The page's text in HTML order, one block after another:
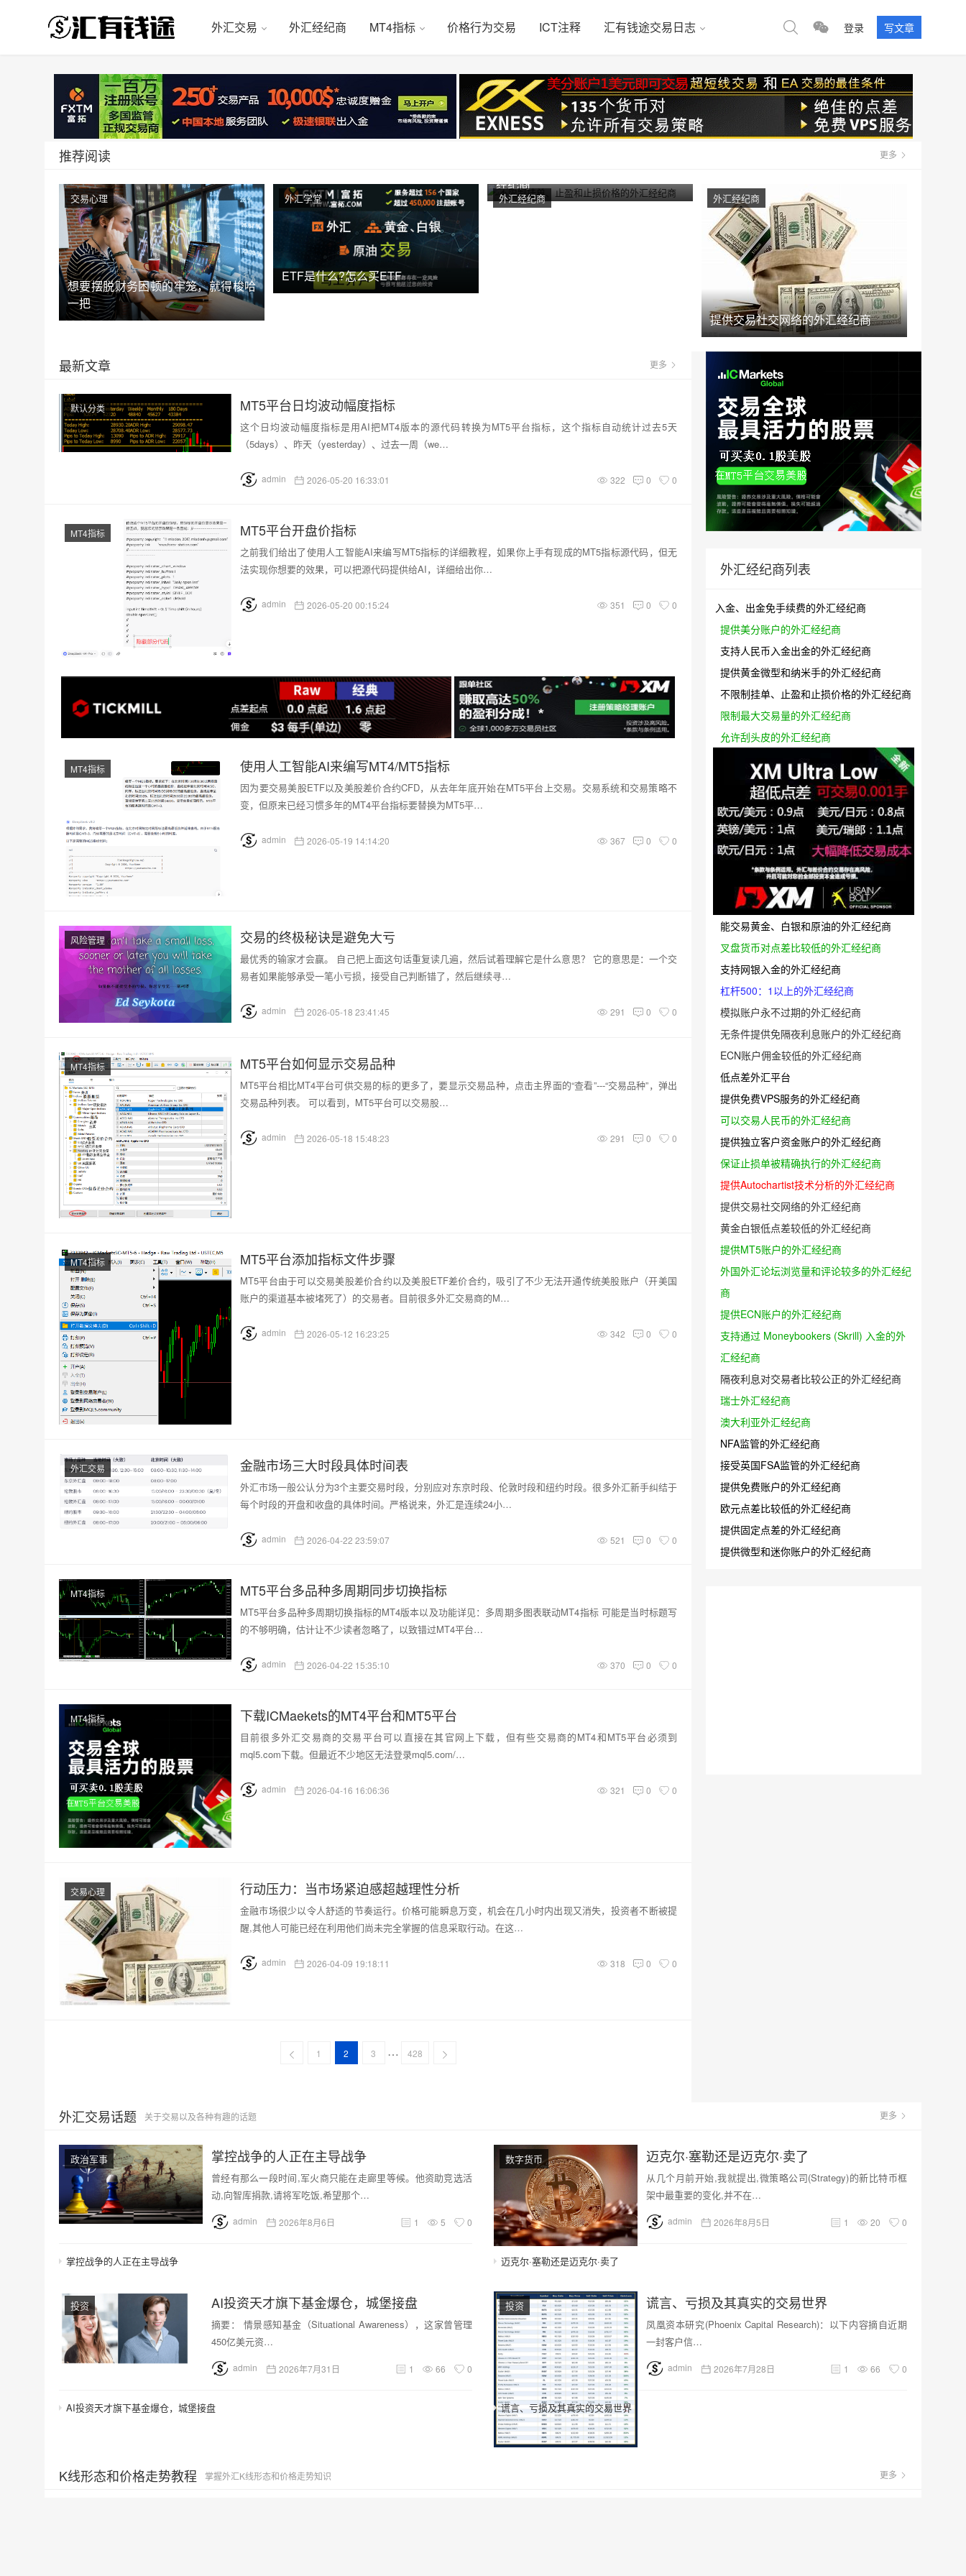
外汇交易 外汇经纪商 MT4指标 价格行为交易 ICT注释 汇有钱途交易日志 登录 写文章
推荐阅读 更多
想要摆脱财务困顿的牢笼，就得梭哈
一把
交易心理
ETF是什么?怎么买ETF
外汇学堂
经纪商
外汇经纪商
提供交易社交网络的外汇经纪商
外汇经纪商
最新文章 更多
MT5平台日均波动幅度指标
默认分类
这个日均波动幅度指标是用AI把MT4版本的源代码转换为MT5平台指标，这个指标自动统计过去5天
（5days）、昨天（yesterday）、过去一周（we…
admin 2026-05-20 16:33:01 322 0 0
MT5平台开盘价指标
MT4指标
之前我们给出了使用人工智能AI来编写MT5指标的详细教程，如果你上手有现成的MT5指标源代码，但无
法实现你想要的效果，可以把源代码提供给AI，详细给出你…
admin 2026-05-20 00:15:24 351 0 0
使用人工智能AI来编写MT4/MT5指标
MT4指标
因为要交易美股ETF以及美股差价合约CFD，从去年年底开始在MT5平台上交易。交易系统和交易策略不
变，但原来已经习惯多年的MT4平台指标要替换为MT5平…
admin 2026-05-19 14:14:20 367 0 0
交易的终极秘诀是避免大亏
风险管理
最优秀的输家才会赢。 自己把上面这句话重复读几遍，然后试着理解它是什么意思？ 它的意思是：一个交
易者如果能够承受一笔小亏损，接受自己判断错了，然后继续寻…
admin 2026-05-18 23:41:45 291 0 0
MT5平台如何显示交易品种
MT4指标
MT5平台相比MT4平台可供交易的标的更多了，要显示交易品种，点击主界面的“查看”---“交易品种”，弹出
交易品种列表。 可以看到，MT5平台可以交易股…
admin 2026-05-18 15:48:23 291 0 0
MT5平台添加指标文件步骤
MT4指标
MT5平台由于可以交易美股差价合约以及美股ETF差价合约，吸引了不少无法开通传统美股账户（开美国
账户的渠道基本被堵死了）的交易者。目前很多外汇交易商的M…
admin 2026-05-12 16:23:25 342 0 0
金融市场三大时段具体时间表
外汇交易
外汇市场一般公认分为3个主要交易时段，分别应对东京时段、伦敦时段和纽约时段。很多外汇新手纠结于
每个时段的开盘和收盘的具体时间。严格说来，外汇是连续24小…
admin 2026-04-22 23:59:07 521 0 0
MT5平台多品种多周期同步切换指标
MT4指标
MT5平台多品种多周期切换指标的MT4版本以及功能详见：多周期多图表联动MT4指标 可能是当时标题写
的不够明确，估计让不少读者忽略了，以致错过MT4平台…
admin 2026-04-22 15:35:10 370 0 0
下载ICMaekets的MT4平台和MT5平台
MT4指标
目前很多外汇交易商的交易平台可以直接在其官网上下载，但有些交易商的MT4和MT5平台必须到
mql5.com下载。但最近不少地区无法登录mql5.com/…
admin 2026-04-16 16:06:36 321 0 0
行动压力：当市场紧迫感超越理性分析
交易心理
金融市场很少以令人舒适的节奏运行。价格可能瞬息万变，机会在几小时内出现又消失，投资者不断被提
醒,其他人可能已经在利用他们尚未完全掌握的信息采取行动。在这…
admin 2026-04-09 19:18:11 318 0 0
1 2 3 … 428
外汇经纪商列表
入金、出金免手续费的外汇经纪商
提供美分账户的外汇经纪商
支持人民币入金出金的外汇经纪商
提供黄金微型和纳米手的外汇经纪商
不限制挂单、止盈和止损价格的外汇经纪商
限制最大交易量的外汇经纪商
允许刮头皮的外汇经纪商
能交易黄金、白银和原油的外汇经纪商
叉盘货币对点差比较低的外汇经纪商
支持网银入金的外汇经纪商
杠杆500：1以上的外汇经纪商
模拟账户永不过期的外汇经纪商
无条件提供免隔夜利息账户的外汇经纪商
ECN账户佣金较低的外汇经纪商
低点差外汇平台
提供免费VPS服务的外汇经纪商
可以交易人民币的外汇经纪商
提供独立客户资金账户的外汇经纪商
保证止损单被精确执行的外汇经纪商
提供Autochartist技术分析的外汇经纪商
提供交易社交网络的外汇经纪商
黄金白银低点差较低的外汇经纪商
提供MT5账户的外汇经纪商
外国外汇论坛浏览量和评论较多的外汇经纪
商
提供ECN账户的外汇经纪商
支持通过 Moneybookers (Skrill) 入金的外
汇经纪商
隔夜利息对交易者比较公正的外汇经纪商
瑞士外汇经纪商
澳大利亚外汇经纪商
NFA监管的外汇经纪商
接受英国FSA监管的外汇经纪商
提供免费账户的外汇经纪商
欧元点差比较低的外汇经纪商
提供固定点差的外汇经纪商
提供微型和迷你账户的外汇经纪商
外汇交易话题 关于交易以及各种有趣的话题 更多
掌控战争的人正在主导战争
政治军事
曾经有那么一段时间,军火商只能在走廊里等候。他资助竞选活
动,向智库捐款,请将军吃饭,希望那个…
admin 2026年8月6日 1 5 0
掌控战争的人正在主导战争
迈克尔·塞勒还是迈克尔·卖了
数字货币
从几个月前开始,我就提出,微策略公司(Strategy)的新比特币框
架中最重要的变化,并不在…
admin 2026年8月5日 1 20 0
迈克尔·塞勒还是迈克尔·卖了
AI投资天才旗下基金爆仓，城堡接盘
投资
摘要： 情景感知基金（Situational Awareness），这家曾管理
450亿美元资…
admin 2026年7月31日 1 66 0
AI投资天才旗下基金爆仓，城堡接盘
谎言、亏损及其真实的交易世界
投资
凤凰资本研究(Phoenix Capital Research)：以下内容摘自近期
一封客户信…
admin 2026年7月28日 1 66 0
谎言、亏损及其真实的交易世界
K线形态和价格走势教程 掌握外汇K线形态和价格走势知识 更多